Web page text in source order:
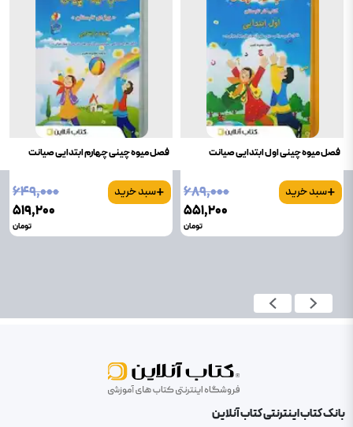
فصل میوه چینی اول ابتدایی صیانت
+سبد خرید
۶۸۹٬۰۰۰
۵۵۱٬۲۰۰
تومان
فصل میوه چینی چهارم ابتدایی صیانت
+سبد خرید
۶۴۹٬۰۰۰
۵۱۹٬۲۰۰
تومان
بانک کتاب اینترنتی کتاب آنلاین